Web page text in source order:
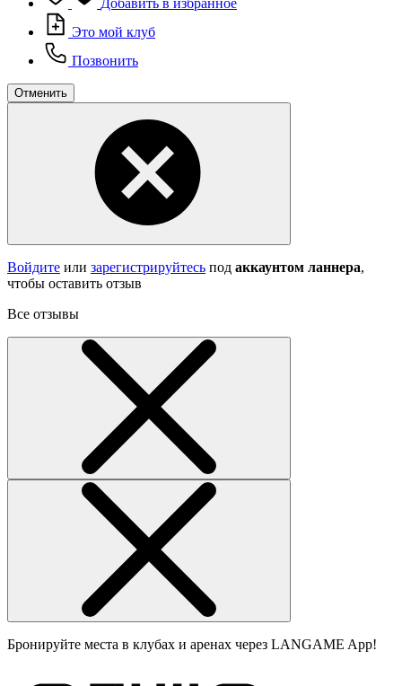
Добавить в избранное
Это мой клуб
Позвонить
Отменить
Войдите или зарегистрируйтесь под аккаунтом ланнера,
чтобы оставить отзыв
Все отзывы
Бронируйте места в клубах и аренах через LANGAME App!